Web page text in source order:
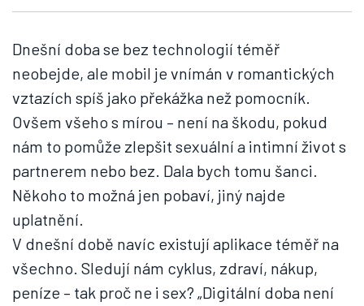
Dnešní doba se bez technologií téměř
neobejde, ale mobil je vnímán v romantických
vztazích spíš jako překážka než pomocník.
Ovšem všeho s mírou – není na škodu, pokud
nám to pomůže zlepšit sexuální a intimní život s
partnerem nebo bez. Dala bych tomu šanci.
Někoho to možná jen pobaví, jiný najde
uplatnění.
V dnešní době navíc existují aplikace téměř na
všechno. Sledují nám cyklus, zdraví, nákup,
peníze – tak proč ne i sex? „Digitální doba není